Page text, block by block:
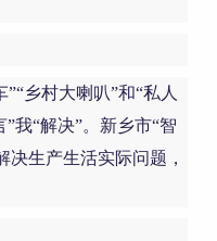
乡村大喇叭”和“私人
我“解决”。新乡市“智
生产生活实际问题，